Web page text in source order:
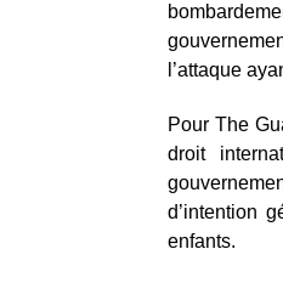
l’attaque
Pour The
droit
d’intention
enfants.